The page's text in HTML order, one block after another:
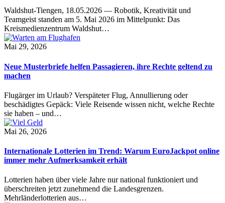
Waldshut-Tiengen, 18.05.2026 — Robotik, Kreativität und
Teamgeist standen am 5. Mai 2026 im Mittelpunkt: Das
Kreismedienzentrum Waldshut…
Mai 29, 2026
Neue Musterbriefe helfen Passagieren, ihre Rechte geltend zu
machen
Flugärger im Urlaub? Verspäteter Flug, Annullierung oder
beschädigtes Gepäck: Viele Reisende wissen nicht, welche Rechte
sie haben – und…
Mai 26, 2026
Internationale Lotterien im Trend: Warum EuroJackpot online
immer mehr Aufmerksamkeit erhält
Lotterien haben über viele Jahre nur national funktioniert und
überschreiten jetzt zunehmend die Landesgrenzen.
Mehrländerlotterien aus…